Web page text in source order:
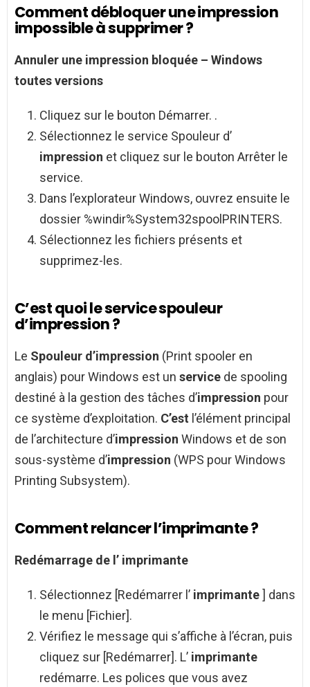
Comment débloquer une impression
impossible à supprimer ?
Annuler une impression bloquée – Windows
toutes versions
Cliquez sur le bouton Démarrer. .
Sélectionnez le service Spouleur d’
impression et cliquez sur le bouton Arrêter le
service.
Dans l’explorateur Windows, ouvrez ensuite le
dossier %windir%System32spoolPRINTERS.
Sélectionnez les fichiers présents et
supprimez-les.
C’est quoi le service spouleur
d’impression ?
Le Spouleur d’impression (Print spooler en
anglais) pour Windows est un service de spooling
destiné à la gestion des tâches d’impression pour
ce système d’exploitation. C’est l’élément principal
de l’architecture d’impression Windows et de son
sous-système d’impression (WPS pour Windows
Printing Subsystem).
Comment relancer l’imprimante ?
Redémarrage de l’ imprimante
Sélectionnez [Redémarrer l’ imprimante] dans
le menu [Fichier].
Vérifiez le message qui s’affiche à l’écran, puis
cliquez sur [Redémarrer]. L’ imprimante
redémarre. Les polices que vous avez